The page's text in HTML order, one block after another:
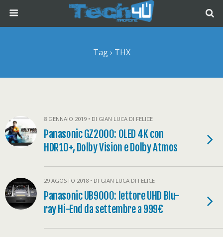
Tag › THX
8 GENNAIO 2019 • DI GIAN LUCA DI FELICE
Panasonic GZ2000: OLED 4K con
HDR10+, Dolby Vision e Dolby Atmos
29 AGOSTO 2018 • DI GIAN LUCA DI FELICE
Panasonic UB9000: lettore UHD Blu-
ray Hi-End da settembre a 999€